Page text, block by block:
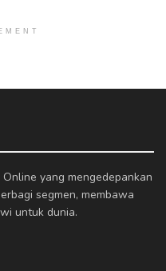
yang mengedepankan
segmen, membawa
untuk dunia.